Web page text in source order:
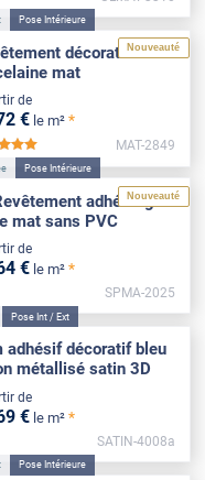
Nouveauté
Pose Intérieure
décoratif
mat
de
€ le m² *
MAT-2849
Nouveauté
Pose Intérieure
adhésif gris
mat sans PVC
de
€ le m² *
SPMA-2025
Pose Int / Ext
adhésif décoratif bleu
métallisé satin 3D
de
€ le m² *
SATIN-4008a
Pose Intérieure